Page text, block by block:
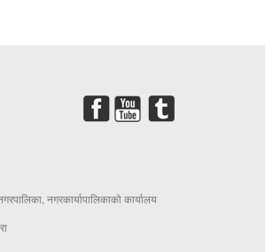
नगरकार्यापालिकाको कार्यालय